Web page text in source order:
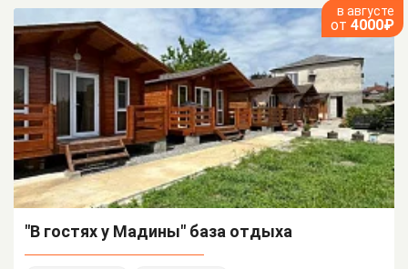
в августе
от 4000₽
"В гостях у Мадины" база отдыха